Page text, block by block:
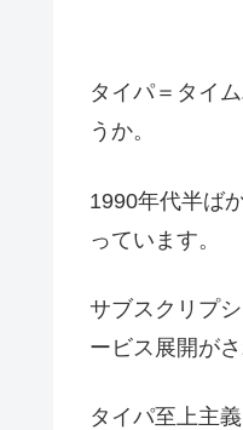
タイパ＝タイ
うか。
1990年代半ば
っています。
サブスクリプ
ービス展開が
タイパ至上主